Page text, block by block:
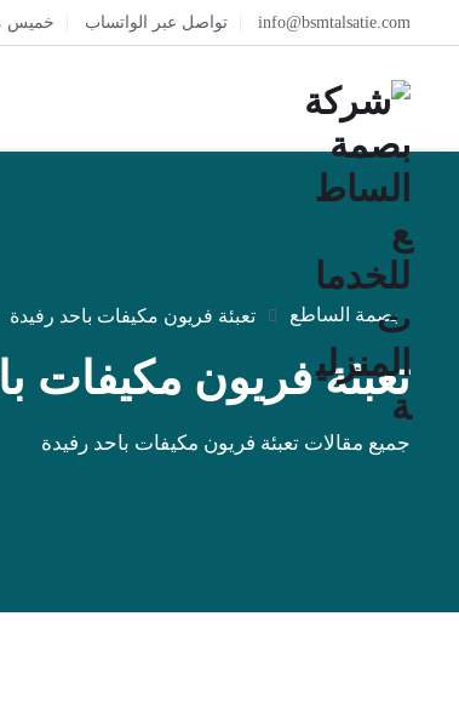
info@bsmtalsatie.com تواصل عبر الواتساب خميس
بصمة الساطع تعبئة فريون مكيفات باحد رفيدة
تعبئة فريون مكيفات
جميع مقالات تعبئة فريون مكيفات باحد رفيدة